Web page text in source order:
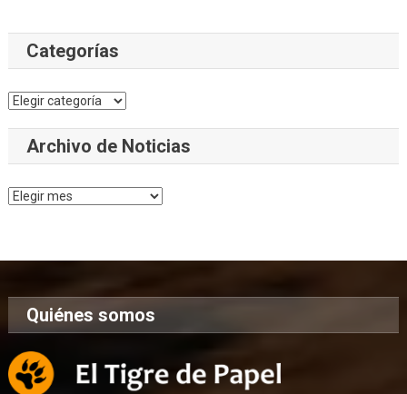
Categorías
Categorías
Archivo de Noticias
Archivo
Quiénes somos